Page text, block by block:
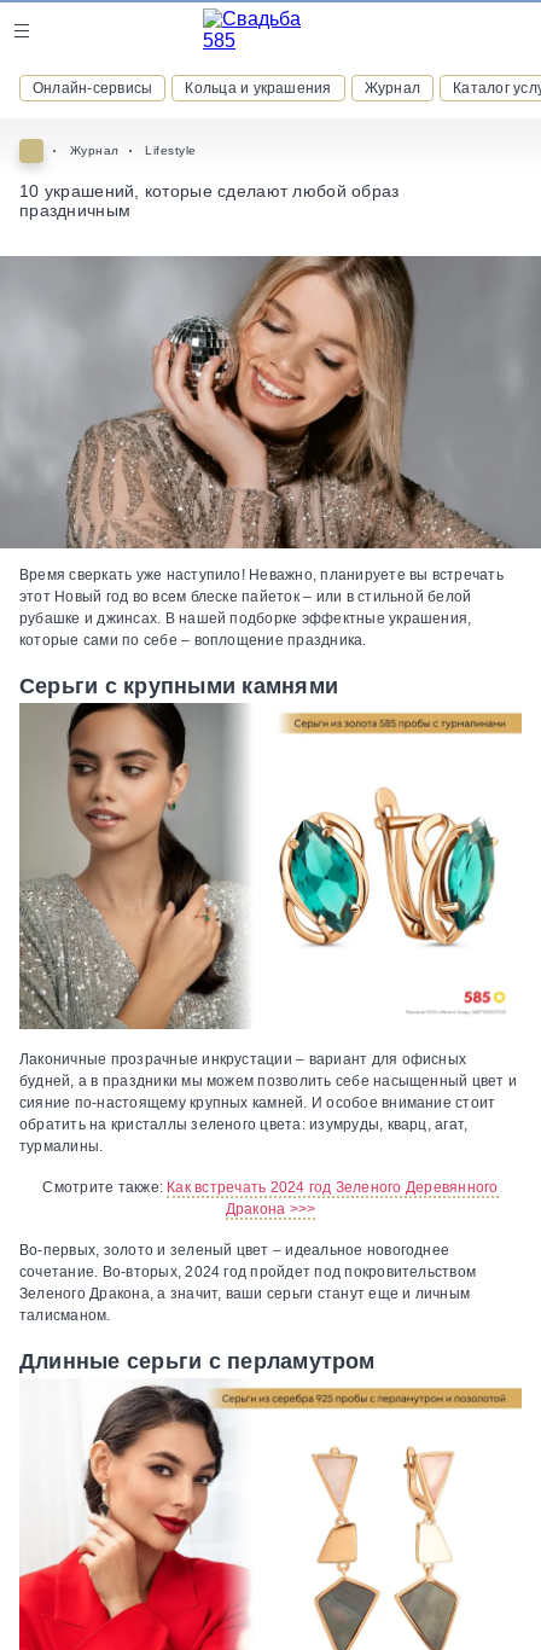
Онлайн-сервисы Кольца и украшения Журнал Каталог
ВСТУПАЙТЕ В КЛУБ ПРИВИЛЕГИЙ
присоединяйтесь к закрытому сообществу и получайте
скидки и бонусы за участие
РЕГИСТРАЦИЯ
Журнал Lifestyle
10 украшений, которые сделают любой образ
праздничным
Время сверкать уже наступило! Неважно, планируете вы встречать
этот Новый год во всем блеске пайеток – или в стильной белой
рубашке и джинсах. В нашей подборке эффектные украшения,
которые сами по себе – воплощение праздника.
Серьги с крупными камнями
Лаконичные прозрачные инкрустации – вариант для офисных
будней, а в праздники мы можем позволить себе насыщенный цвет и
сияние по-настоящему крупных камней. И особое внимание стоит
обратить на кристаллы зеленого цвета: изумруды, кварц, агат,
турмалины.
Смотрите также: Как встречать 2024 год Зеленого Деревянного
Дракона >>>
Во-первых, золото и зеленый цвет – идеальное новогоднее
сочетание. Во-вторых, 2024 год пройдет под покровительством
Зеленого Дракона, а значит, ваши серьги станут еще и личным
талисманом.
Длинные серьги с перламутром